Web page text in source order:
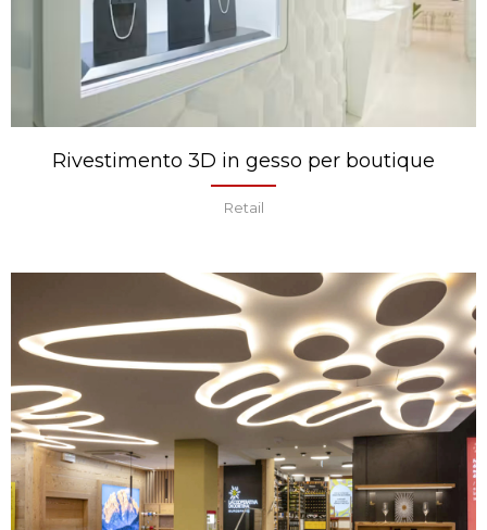
Rivestimento 3D in gesso per boutique
Retail